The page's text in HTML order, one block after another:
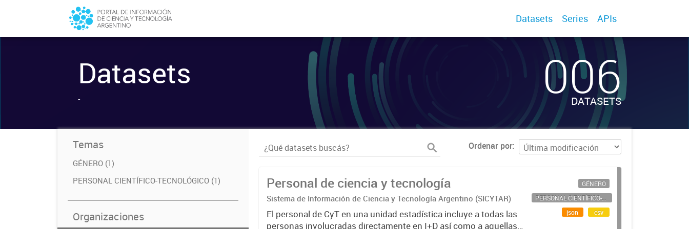
Datasets Series APIs
Datasets
- 006
DATASETS
Temas
GÉNERO (1)
PERSONAL CIENTÍFICO-TECNOLÓGICO (1)
Organizaciones
Ordenar por
Personal de ciencia y tecnología
Sistema de Información de Ciencia y Tecnología Argentino (SICYTAR)
El personal de CyT en una unidad estadística incluye a todas las
personas involucradas directamente en I+D así como a aquellas
GÉNERO
PERSONAL CIENTÍFICO-TECNOLÓGICO
json
csv